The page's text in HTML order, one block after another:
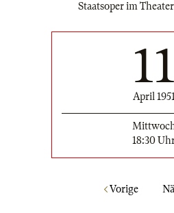
Staatsoper im
11
April 1951
18:30
Vorige